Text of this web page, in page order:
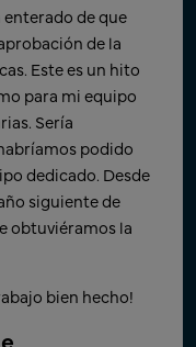
la ANDA!
paciencia y
últimos meses.
cumplir con el
importante
con su
de
el fin de
a presentar
Esto
de Freyr
a nivel mundial con
enterado de que
de la
Este es un hito
para mi equipo
Sería
podido
dedicado. Desde
siguiente de
obtuviéramos la
bien hecho!